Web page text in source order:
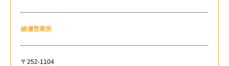
綾瀬営業所
〒252-1104